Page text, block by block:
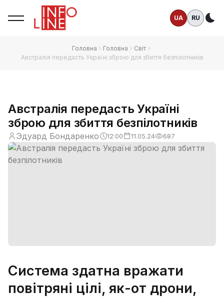
UA RU
Головна Головна
Світ
Австралія передасть Україні зброю для збиття безпілотників
Австралія передасть Україні
зброю для збиття безпілотників
Эдуард Бондаренко 12:00 11.05.24 687
Система здатна вражати
повітряні цілі, як-от дрони,